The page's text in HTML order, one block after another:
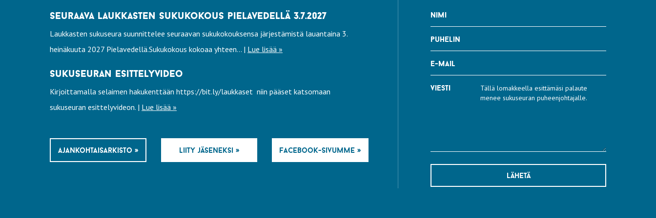
seuraava laukkasten sukukokous pielavedellä 3.7.2027
Laukkasten sukuseura suunnittelee seuraavan sukukokouksensa järjestämistä lauantaina 3.
heinäkuuta 2027 Pielavedellä.Sukukokous kokoaa yhteen... | Lue lisää »
sukuseuran esittelyvideo
Kirjoittamalla selaimen hakukenttään https://bit.ly/laukkaset niin pääset katsomaan
sukuseuran esittelyvideon. | Lue lisää »
ajankohtaisarkisto » liity jäseneksi » facebook-sivumme »
nimi
puhelin
e-mail
viesti
lähetä